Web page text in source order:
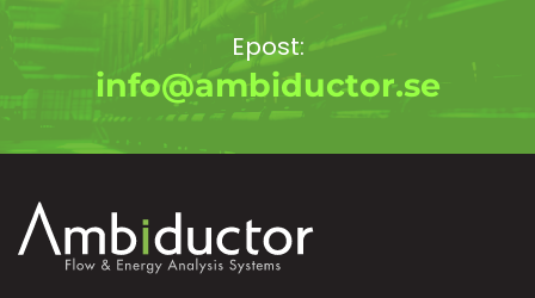
Epost:
info@ambiductor.se